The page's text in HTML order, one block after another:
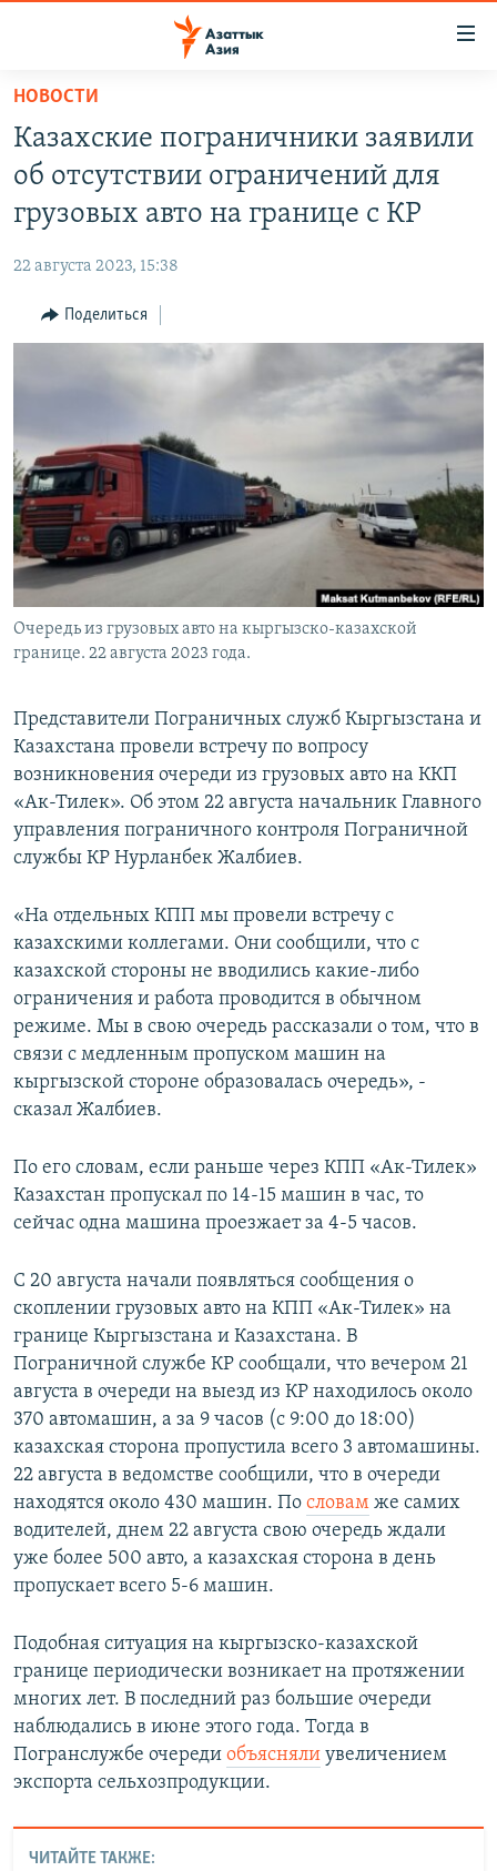
Вернуться
основному
содержанию
главной
навигации
Вернутся
КАЗАХСТАН
ТАДЖИКИСТАН
НОВОСТИ
ВОЙНА В УКРАИНЕ
ҚАЗАҚША
КЫРГЫЗЧА
TÜRKMENÇE
НОВОСТИ
Казахские пограничники заявили
об отсутствии ограничений для
грузовых авто на границе с КР
22 августа 2023, 15:38
Поделиться
Очередь из грузовых авто на кыргызско-казахской
границе. 22 августа 2023 года.
Представители Пограничных служб Кыргызстана и
Казахстана провели встречу по вопросу
возникновения очереди из грузовых авто на ККП
«Ак-Тилек». Об этом 22 августа начальник Главного
управления пограничного контроля Пограничной
службы КР Нурланбек Жалбиев.
«На отдельных КПП мы провели встречу с
казахскими коллегами. Они сообщили, что с
казахской стороны не вводились какие-либо
ограничения и работа проводится в обычном
режиме. Мы в свою очередь рассказали о том, что в
связи с медленным пропуском машин на
кыргызской стороне образовалась очередь», -
сказал Жалбиев.
По его словам, если раньше через КПП «Ак-Тилек»
Казахстан пропускал по 14-15 машин в час, то
сейчас одна машина проезжает за 4-5 часов.
С 20 августа начали появляться сообщения о
скоплении грузовых авто на КПП «Ак-Тилек» на
границе Кыргызстана и Казахстана. В
Пограничной службе КР сообщали, что вечером 21
августа в очереди на выезд из КР находилось около
370 автомашин, а за 9 часов (с 9:00 до 18:00)
казахская сторона пропустила всего 3 автомашины.
22 августа в ведомстве сообщили, что в очереди
находятся около 430 машин. По словам же самих
водителей, днем 22 августа свою очередь ждали
уже более 500 авто, а казахская сторона в день
пропускает всего 5-6 машин.
Подобная ситуация на кыргызско-казахской
границе периодически возникает на протяжении
многих лет. В последний раз большие очереди
наблюдались в июне этого года. Тогда в
Погранслужбе очереди объясняли увеличением
экспорта сельхозпродукции.
ЧИТАЙТЕ ТАКЖЕ: